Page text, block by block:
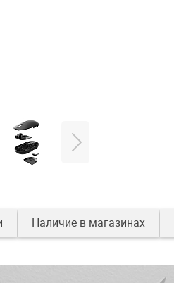
Наличие в магазинах